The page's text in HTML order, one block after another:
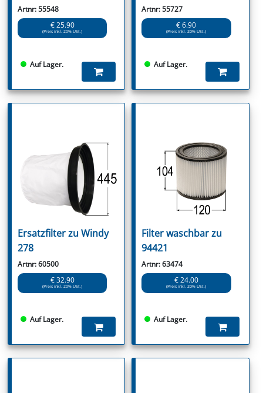
Artnr: 55548
€ 25.90
(Preis inkl. 20% USt.)
Auf Lager.
Artnr: 55727
€ 6.90
(Preis inkl. 20% USt.)
Auf Lager.
Ersatzfilter zu Windy
278
Artnr: 60500
€ 32.90
(Preis inkl. 20% USt.)
Auf Lager.
Filter waschbar zu
94421
Artnr: 63474
€ 24.00
(Preis inkl. 20% USt.)
Auf Lager.